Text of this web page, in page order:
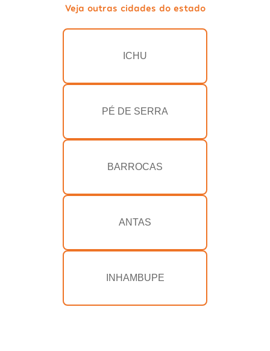
Veja outras cidades do estado
ICHU
PÉ DE SERRA
BARROCAS
ANTAS
INHAMBUPE